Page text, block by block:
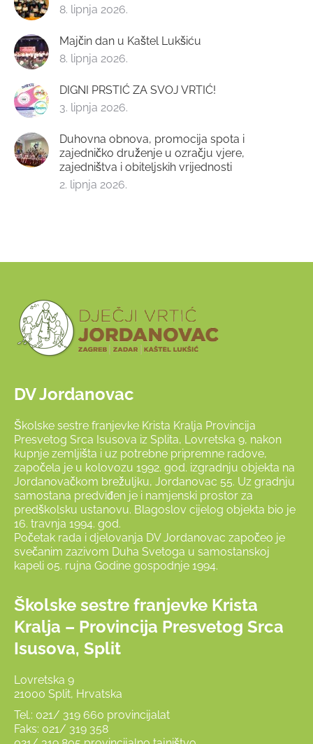
8. lipnja 2026.
Majčin dan u Kaštel Lukšiću
8. lipnja 2026.
DIGNI PRSTIĆ ZA SVOJ VRTIĆ!
3. lipnja 2026.
Duhovna obnova, promocija spota i
zajedničko druženje u ozračju vjere,
zajedništva i obiteljskih vrijednosti
2. lipnja 2026.
DV Jordanovac
Školske sestre franjevke Krista Kralja Provincija
Presvetog Srca Isusova iz Splita, Lovretska 9, nakon
kupnje zemljišta i uz potrebne pripremne radove,
započela je u kolovozu 1992. god. izgradnju objekta na
Jordanovačkom brežuljku, Jordanovac 55. Uz gradnju
samostana predviđen je i namjenski prostor za
predškolsku ustanovu. Blagoslov cijelog objekta bio je
16. travnja 1994. god.
Početak rada i djelovanja DV Jordanovac započeo je
svečanim zazivom Duha Svetoga u samostanskoj
kapeli 05. rujna Godine gospodnje 1994.
Školske sestre franjevke Krista
Kralja – Provincija Presvetog Srca
Isusova, Split
Lovretska 9
21000 Split, Hrvatska
Tel.: 021/ 319 660 provincijalat
Faks: 021/ 319 358